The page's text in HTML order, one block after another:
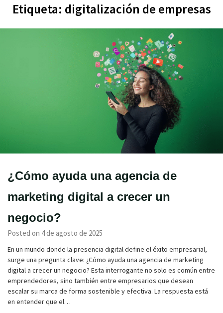
Etiqueta: digitalización de empresas
¿Cómo ayuda una agencia de
marketing digital a crecer un
negocio?
Posted on 4 de agosto de 2025
En un mundo donde la presencia digital define el éxito empresarial,
surge una pregunta clave: ¿Cómo ayuda una agencia de marketing
digital a crecer un negocio? Esta interrogante no solo es común entre
emprendedores, sino también entre empresarios que desean
escalar su marca de forma sostenible y efectiva. La respuesta está
en entender que el…